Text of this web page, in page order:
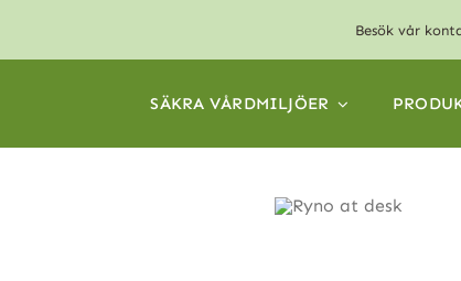
Besök vår
SÄKRA VÅRDMILJÖER